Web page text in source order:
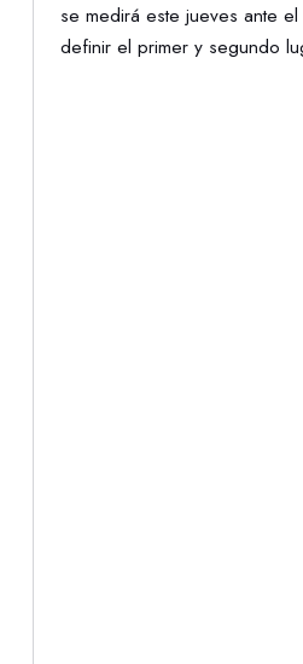
se medirá este jueves ante
definir el primer y segundo